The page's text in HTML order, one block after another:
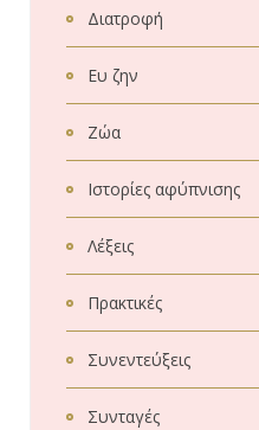
Διατροφή
Ευ ζην
Ζώα
Ιστορίες αφύπνισης
Λέξεις
Πρακτικές
Συνεντεύξεις
Συνταγές